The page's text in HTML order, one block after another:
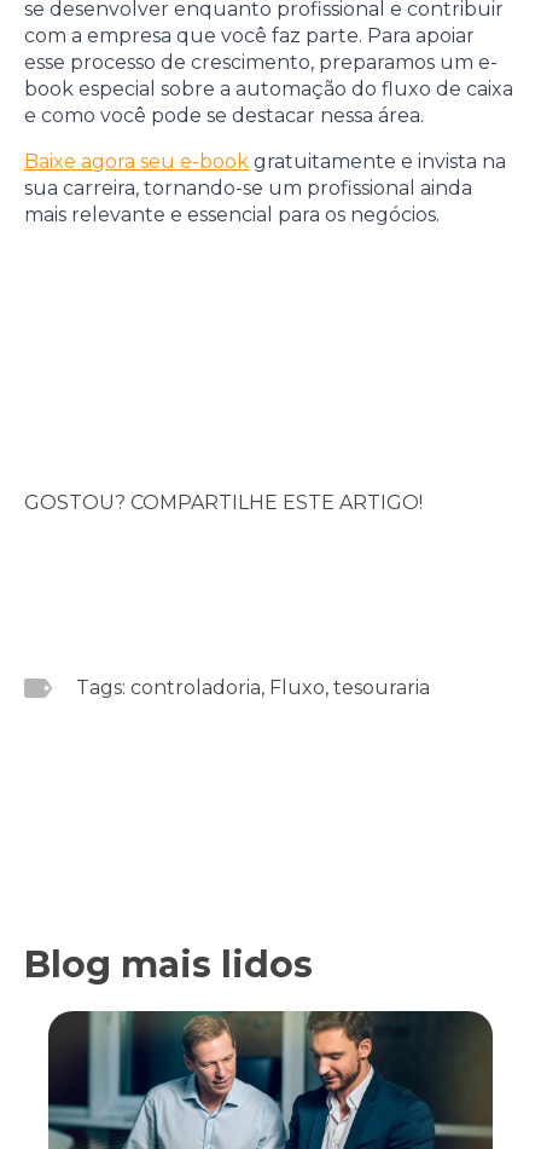
se desenvolver enquanto profissional e contribuir
com a empresa que você faz parte. Para apoiar
esse processo de crescimento, preparamos um e-
book especial sobre a automação do fluxo de caixa
e como você pode se destacar nessa área.
Baixe agora seu e-book gratuitamente e invista na
sua carreira, tornando-se um profissional ainda
mais relevante e essencial para os negócios.
GOSTOU? COMPARTILHE ESTE ARTIGO!
Tags: controladoria, Fluxo, tesouraria
Blog mais lidos